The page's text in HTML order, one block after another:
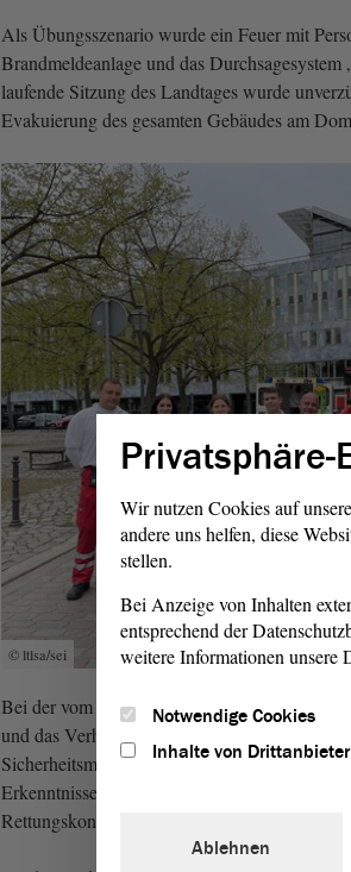
Als Übungsszenario wurde ein Feuer mit
Brandmeldeanlage und das
laufende Sitzung des Landtages wurde
Evakuierung des gesamten Gebäudes am
© ltlsa/sei
Bei der vom Landtagdurchgeführten Übung
und das Verhalten der Evakuierungshelfer zu
Sicherheitsmaßnahmen und Abläufe zu
Erkenntnisse sollen nach Auswertung in ein
Rettungskonzept des Landtages einfließen.
Wir nutzen Cookies auf
andere uns helfen, diese
stellen.
Bei Anzeige von Inhalten
entsprechend der
weitere Informationen unsere
Notwendige Cookies
Inhalte von
Ablehnen